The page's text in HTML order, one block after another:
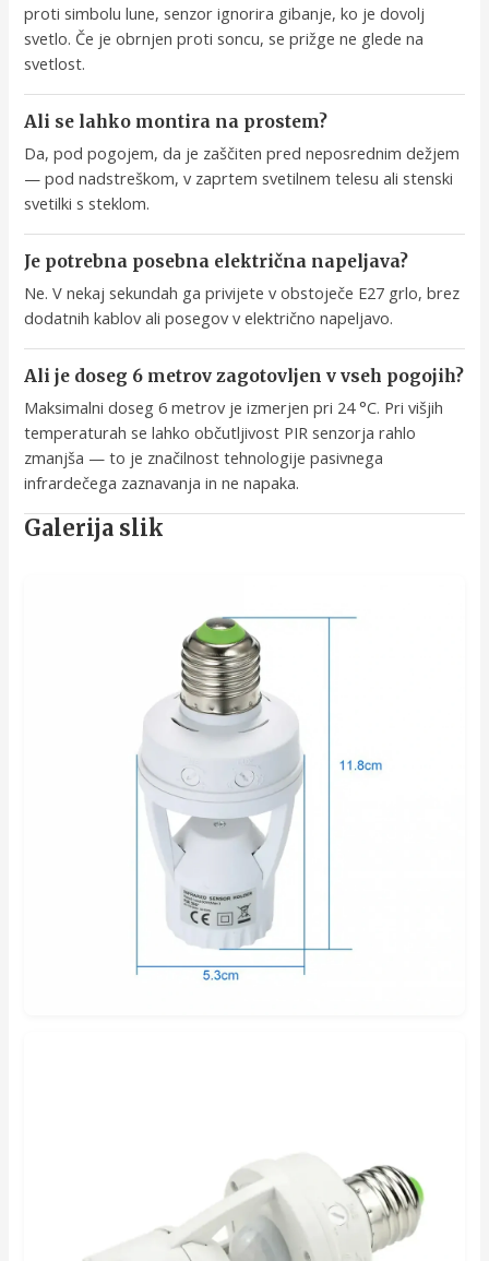
proti simbolu lune, senzor ignorira gibanje, ko je dovolj
svetlo. Če je obrnjen proti soncu, se prižge ne glede na
svetlost.
Ali se lahko montira na prostem?
Da, pod pogojem, da je zaščiten pred neposrednim dežjem
— pod nadstreškom, v zaprtem svetilnem telesu ali stenski
svetilki s steklom.
Je potrebna posebna električna napeljava?
Ne. V nekaj sekundah ga privijete v obstoječe E27 grlo, brez
dodatnih kablov ali posegov v električno napeljavo.
Ali je doseg 6 metrov zagotovljen v vseh pogojih?
Maksimalni doseg 6 metrov je izmerjen pri 24 °C. Pri višjih
temperaturah se lahko občutljivost PIR senzorja rahlo
zmanjša — to je značilnost tehnologije pasivnega
infrardečega zaznavanja in ne napaka.
Galerija slik